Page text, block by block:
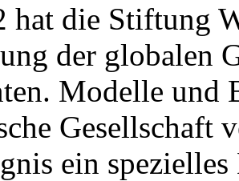
hat die Stiftung
der globalen
Modelle und
Gesellschaft
ein